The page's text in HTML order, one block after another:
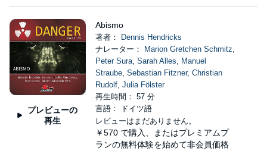
プレビューの
再生
Abismo
著者：
Dennis Hendricks
ナレーター：
Marion Gretchen Schmitz,
Peter Sura, Sarah Alles, Manuel
Straube, Sebastian Fitzner, Christian
Rudolf, Julia Fölster
再生時間： 57 分
言語： ドイツ語
レビューはまだありません。
￥570 で購入、またはプレミアムプ
ランの無料体験を始めて非会員価格